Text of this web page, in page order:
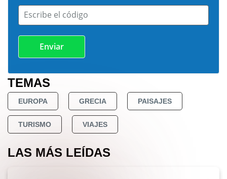
Escribe el código
TEMAS
EUROPA GRECIA PAISAJES
TURISMO VIAJES
LAS MÁS LEÍDAS